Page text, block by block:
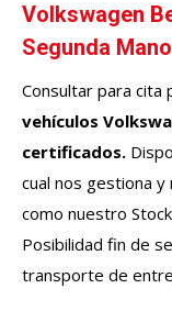
Volkswagen
Segunda Mano
Consultar para cita
vehículos
certificados.
cual nos gestiona
como nuestro
Posibilidad fin de
transporte de